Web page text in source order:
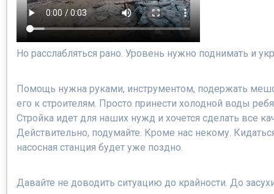
Но расслабляться рано. Уровень нужно поднимать и
Помощь нужна руками, инструментом, подержать
его к строителям. Просто принести холодной воды
Стройка идет для наших нужд и хочется сделать все
Действительно, подумайте. Кроме нас некому.
насосная станция будет уже поздно.
Давайте не доводить ситуацию до крайности. До